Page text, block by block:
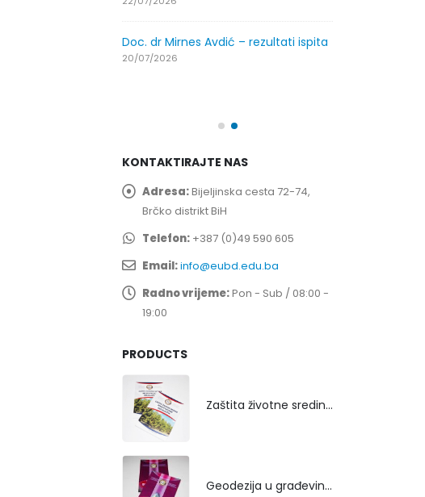
Doc. dr Mirnes Avdić – rezultati ispita
20/07/2026
KONTAKTIRAJTE NAS
Adresa:Bijeljinska cesta 72-74,
Brčko distrikt BiH
Telefon: +387 (0)49 590 605
Email:info@eubd.edu.ba
Radno vrijeme:Pon - Sub / 08:00 -
19:00
PRODUCTS
Zaštita životne sredine rekultivacijom odlagališta
Geodezija u građevinarstvu